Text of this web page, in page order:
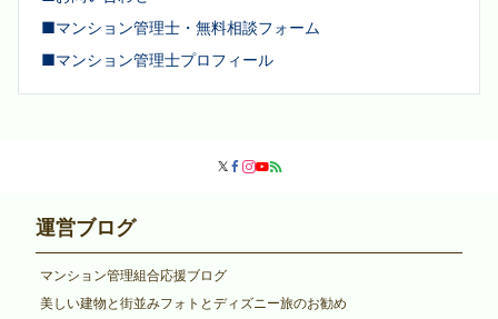
■マンション管理士・無料相談フォーム
■マンション管理士プロフィール
運営ブログ
マンション管理組合応援ブログ
美しい建物と街並みフォトとディズニー旅のお勧め